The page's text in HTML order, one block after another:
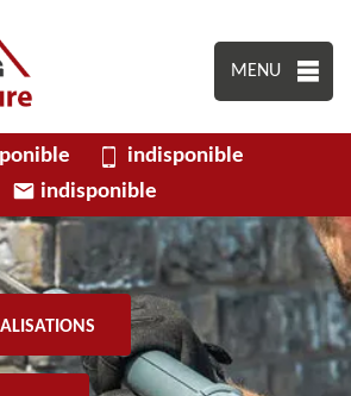
MENU
indisponible
indisponible